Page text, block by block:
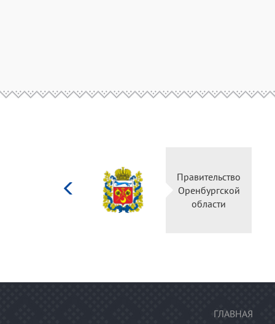
Министерство
культуры
Российской
федерации
ГЛАВНАЯ